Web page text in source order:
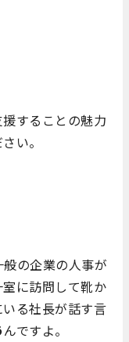
することの魅力
い。
の企業の人事が
に訪問して靴か
る社長が話す言
んですよ。